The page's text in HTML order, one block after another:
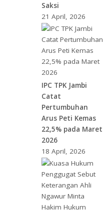
Saksi
21 April, 2026
IPC TPK Jambi
Catat
Pertumbuhan
Arus Peti Kemas
22,5% pada Maret
2026
18 April, 2026